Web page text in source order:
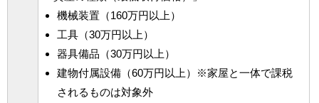
機械装置（160万円以上）
工具（30万円以上）
器具備品（30万円以上）
建物付属設備（60万円以上）※家屋と一体で課税
されるものは対象外